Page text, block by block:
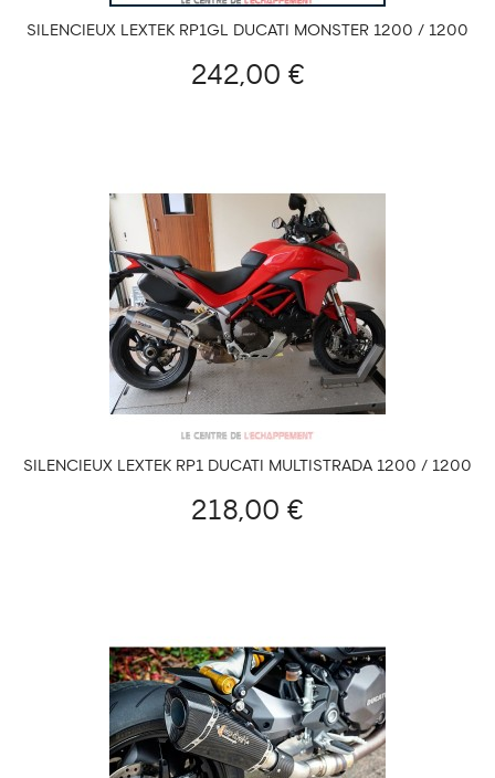
SILENCIEUX LEXTEK RP1GL DUCATI MONSTER 1200 / 1200
242,00 €
SILENCIEUX LEXTEK RP1 DUCATI MULTISTRADA 1200 / 1200
218,00 €